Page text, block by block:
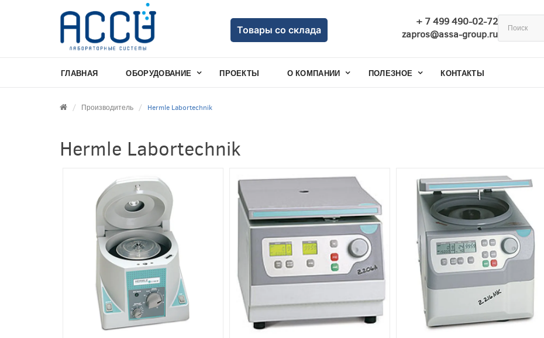
Товары со склада
+ 7 499 490-02-72
zapros@assa-group.ru
ГЛАВНАЯ ОБОРУДОВАНИЕ ПРОЕКТЫ О КОМПАНИИ ПОЛЕЗНОЕ КОНТАКТЫ
Производитель Hermle Labortechnik
Hermle Labortechnik